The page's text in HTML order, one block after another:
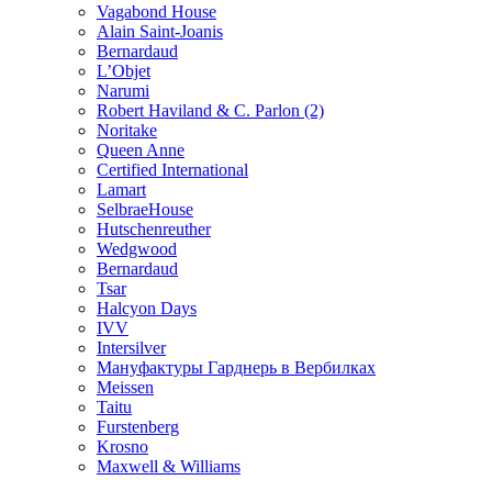
Vagabond House
Alain Saint-Joanis
Bernardaud
L’Objet
Narumi
Robert Haviland & C. Parlon (2)
Noritakе
Queen Anne
Certified International
Lamart
SelbraeHouse
Hutschenreuther
Wedgwood
Bernardaud
Tsar
Halcyon Days
IVV
Intersilver
Мануфактуры Гарднерь в Вербилках
Meissen
Taitu
Furstenberg
Krosno
Maxwell & Williams